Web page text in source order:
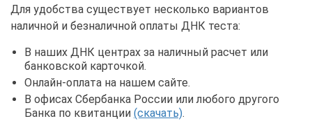
Для удобства существует несколько вариантов
наличной и безналичной оплаты ДНК теста:
В наших ДНК центрах за наличный расчет или
банковской карточкой.
Онлайн-оплата на нашем сайте.
В офисах Сбербанка России или любого другого
Банка по квитанции (скачать).